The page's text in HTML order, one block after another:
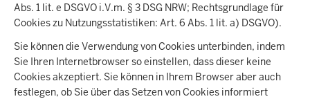
Abs. 1 lit. e DSGVO i.V.m. § 3 DSG NRW; Rechtsgrundlage für
Cookies zu Nutzungsstatistiken: Art. 6 Abs. 1 lit. a) DSGVO).
Sie können die Verwendung von Cookies unterbinden, indem
Sie Ihren Internetbrowser so einstellen, dass dieser keine
Cookies akzeptiert. Sie können in Ihrem Browser aber auch
festlegen, ob Sie über das Setzen von Cookies informiert